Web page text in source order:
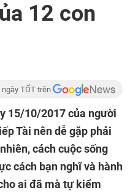
12 con
ngày TỐT trên
15/10/2017 của người
Tài nên dễ gặp phải
cách cuộc sống
cách bạn nghĩ và hành
ai đã mà tự kiểm